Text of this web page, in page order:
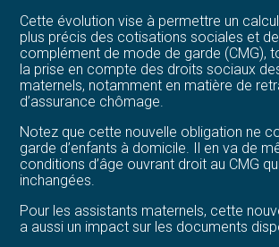
Cette évolution vise à permettre un
plus précis des cotisations sociales et
complément de mode de garde (CMG),
la prise en compte des droits sociaux
maternels, notamment en matière de
d’assurance chômage.
Notez que cette nouvelle obligation ne
garde d’enfants à domicile. Il en va de
conditions d’âge ouvrant droit au CMG
inchangées.
Pour les assistants maternels, cette
a aussi un impact sur les documents